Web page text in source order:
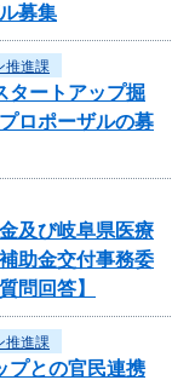
募集
推進課
タートアップ掘
ロポーザルの募
及び岐阜県医療
助金交付事務委
問回答】
推進課
プとの官民連携